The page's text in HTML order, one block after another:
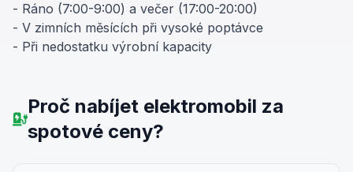
- Ráno (7:00-9:00) a večer (17:00-20:00)
- V zimních měsících při vysoké poptávce
- Při nedostatku výrobní kapacity
Proč nabíjet elektromobil za
spotové ceny?